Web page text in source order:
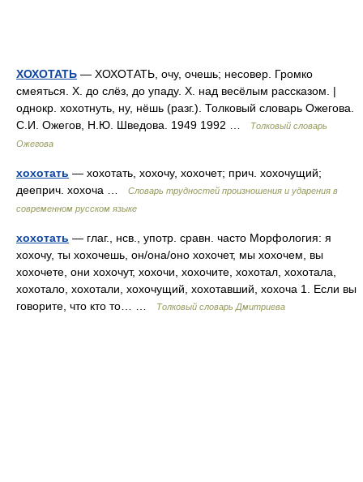
ХОХОТАТЬ — ХОХОТАТЬ, очу, очешь; несовер. Громко
смеяться. Х. до слёз, до упаду. Х. над весёлым рассказом. |
однокр. хохотнуть, ну, нёшь (разг.). Толковый словарь Ожегова.
С.И. Ожегов, Н.Ю. Шведова. 1949 1992 …
Толковый словарь
Ожегова
хохотать — хохотать, хохочу, хохочет; прич. хохочущий;
дееприч. хохоча …
Словарь трудностей произношения и ударения в
современном русском языке
хохотать — глаг., нсв., употр. сравн. часто Морфология: я
хохочу, ты хохочешь, он/она/оно хохочет, мы хохочем, вы
хохочете, они хохочут, хохочи, хохочите, хохотал, хохотала,
хохотало, хохотали, хохочущий, хохотавший, хохоча 1. Если вы
говорите, что кто то… …
Толковый словарь Дмитриева